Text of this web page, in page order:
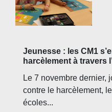
Jeunesse : les CM1
harcèlement à travers
Le 7 novembre dernier,
contre le harcèlement,
écoles...